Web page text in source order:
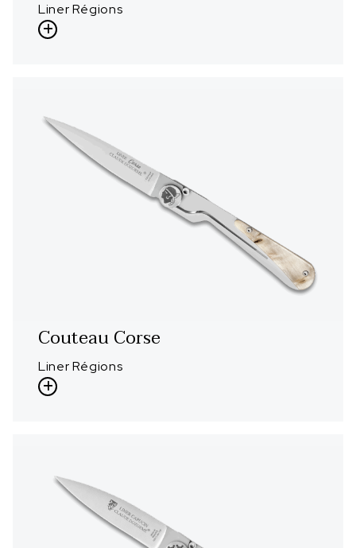
Liner Régions
Couteau Corse
Liner Régions